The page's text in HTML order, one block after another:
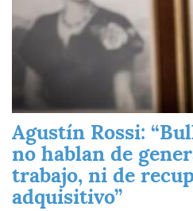
Agustín Rossi:
no hablan de
trabajo, ni de
adquisitivo”